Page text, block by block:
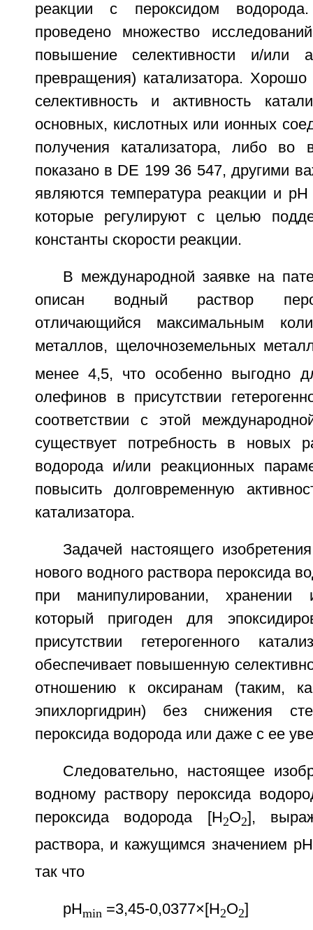
реакции с пероксидом
проведено множество
повышение селективности и/или
превращения) катализатора.
селективность и активность
основных, кислотных или ионных
получения катализатора, либо во
показано в DE 199 36 547, другими
являются температура реакции и рН
которые регулируют с целью
константы скорости реакции.
В международной заявке на
описан водный раствор
отличающийся максимальным
металлов, щелочноземельных
менее 4,5, что особенно выгодно
олефинов в присутствии
соответствии с этой
существует потребность в новых
водорода и/или реакционных
повысить долговременную
катализатора.
Задачей настоящего
нового водного раствора пероксида
при манипулировании, хранении
который пригоден для
присутствии гетерогенного
обеспечивает повышенную
отношению к оксиранам (таким,
эпихлоргидрин) без снижения
пероксида водорода или даже с ее
Следовательно, настоящее
водному раствору пероксида
пероксида водорода [Н2О2],
раствора, и кажущимся значением
так что
pHmin =3,45-0,0377×[Н2О2]